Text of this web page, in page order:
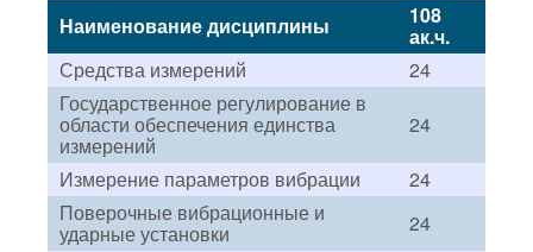
Наименование дисциплины 108
ак.ч.
Средства измерений
24
Государственное регулирование в
области обеспечения единства
измерений
24
Измерение параметров вибрации
24
Поверочные вибрационные и
ударные установки
24